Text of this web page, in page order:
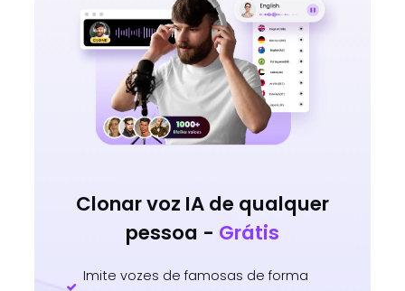
Clonar voz IA de qualquer
pessoa - Grátis
Imite vozes de famosas de forma